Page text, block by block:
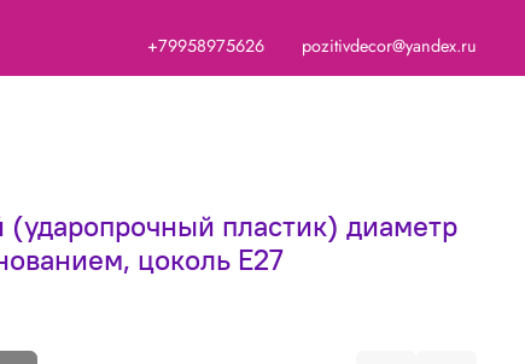
+79958975626 pozitivdecor@yandex.ru
пластик) диаметр
цоколь Е27